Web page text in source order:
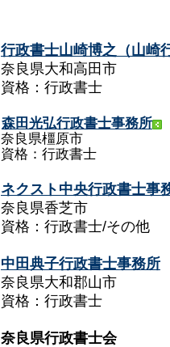
行政書士山崎博之（山崎
奈良県大和高田市
資格：行政書士
森田光弘行政書士事務所
奈良県橿原市
資格：行政書士
ネクスト中央行政書士事
奈良県香芝市
資格：行政書士/その他
中田典子行政書士事務所
奈良県大和郡山市
資格：行政書士
奈良県行政書士会